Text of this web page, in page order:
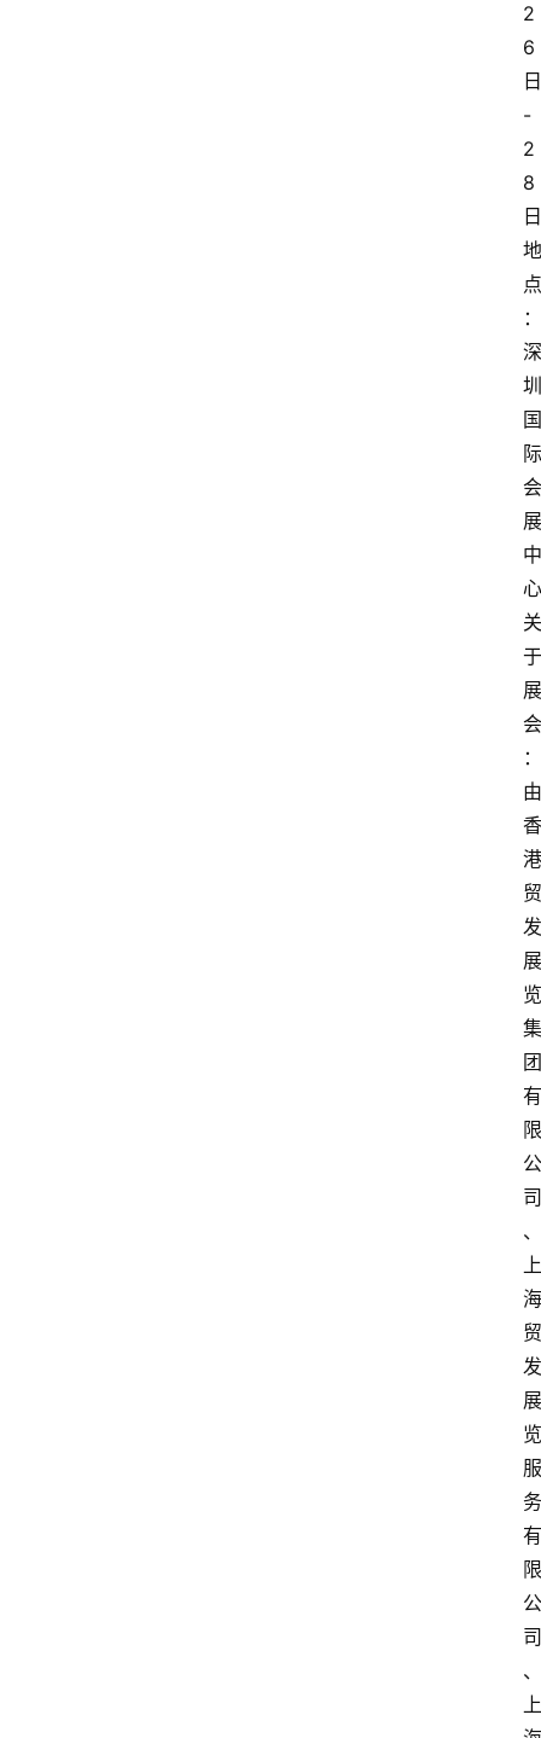
2
6
日
-
2
8
日
地
点
：
深
圳
国
际
会
展
中
心
关
于
展
会
：
由
香
港
贸
发
展
览
集
团
有
限
公
司
、
上
海
贸
发
展
览
服
务
有
限
公
司
、
上